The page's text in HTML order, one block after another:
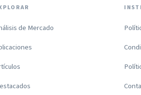
de Mercado